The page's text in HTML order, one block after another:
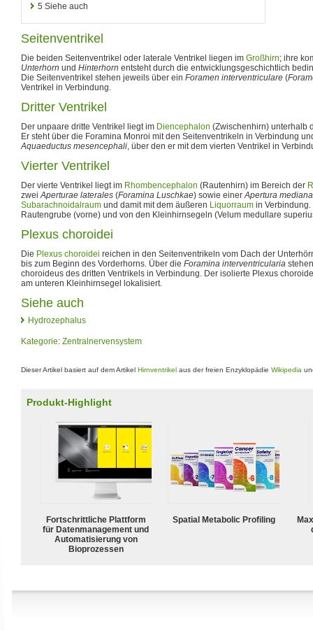
5 Siehe auch
Seitenventrikel
Die beiden Seitenventrikel oder laterale Ventrikel liegen im Großhirn; ihre
Unterhorn und Hinterhorn entsteht durch die entwicklungsgeschichtlich
Die Seitenventrikel stehen jeweils über ein Foramen interventriculare (
Ventrikel in Verbindung.
Dritter Ventrikel
Der unpaare dritte Ventrikel liegt im Diencephalon (Zwischenhirn) unterhalb
Er steht über die Foramina Monroi mit den Seitenventrikeln in Verbindung
Aquaeductus mesencephali, über den er mit dem vierten Ventrikel in
Vierter Ventrikel
Der vierte Ventrikel liegt im Rhombencephalon (Rautenhirn) im Bereich der
zweiAperturae laterales (Foramina Luschkae) sowie einerApertura mediana
Subarachnoidalraum und damit mit dem äußeren Liquorraum in
Rautengrube (vorne) und von den Kleinhirnsegeln (Velum medullare
Plexus choroidei
Die Plexus choroidei reichen in den Seitenventrikeln vom Dach der
bis zum Beginn des Vorderhorns. Über die Foramina interventricularia
choroideus des dritten Ventrikels in Verbindung. Der isolierte Plexus
am unteren Kleinhirnsegel lokalisiert.
Siehe auch
Hydrozephalus
Kategorie: Zentralnervensystem
Dieser Artikel basiert auf dem Artikel Hirnventrikel aus der freien Enzyklopädie Wikipedia
Produkt-Highlight
Fortschrittliche Plattform
für Datenmanagement und
Automatisierung von
Bioprozessen
Spatial Metabolic Profiling